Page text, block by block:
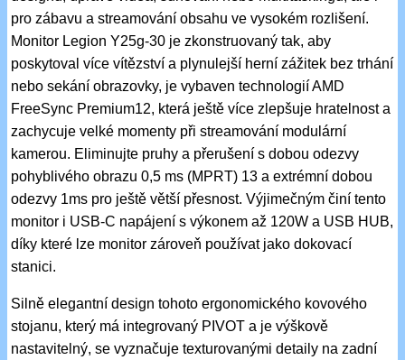
pro zábavu a streamování obsahu ve vysokém rozlišení.
Monitor Legion Y25g-30 je zkonstruovaný tak, aby
poskytoval více vítězství a plynulejší herní zážitek bez trhání
nebo sekání obrazovky, je vybaven technologií AMD
FreeSync Premium12, která ještě více zlepšuje hratelnost a
zachycuje velké momenty při streamování modulární
kamerou. Eliminujte pruhy a přerušení s dobou odezvy
pohyblivého obrazu 0,5 ms (MPRT) 13 a extrémní dobou
odezvy 1ms pro ještě větší přesnost. Výjimečným činí tento
monitor i USB-C napájení s výkonem až 120W a USB HUB,
díky které lze monitor zároveň používat jako dokovací
stanici.
Silně elegantní design tohoto ergonomického kovového
stojanu, který má integrovaný PIVOT a je výškově
nastavitelný, se vyznačuje texturovanými detaily na zadní